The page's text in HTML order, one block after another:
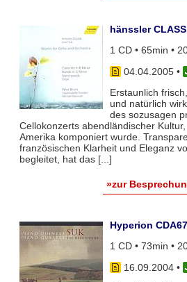
hänssler
1 CD • 65min •
04.04.2005•
Erstaunlich
und natürlich
des sozusagen
Cellokonzerts abendländischer
Amerika komponiert wurde.
französischen Klarheit und Eleganz
begleitet, hat das [...]
»zur
Hyperion
1 CD • 73min •
16.09.2004•